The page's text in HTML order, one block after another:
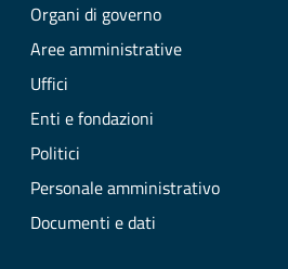
Organi di governo
Aree amministrative
Uffici
Enti e fondazioni
Politici
Personale amministrativo
Documenti e dati